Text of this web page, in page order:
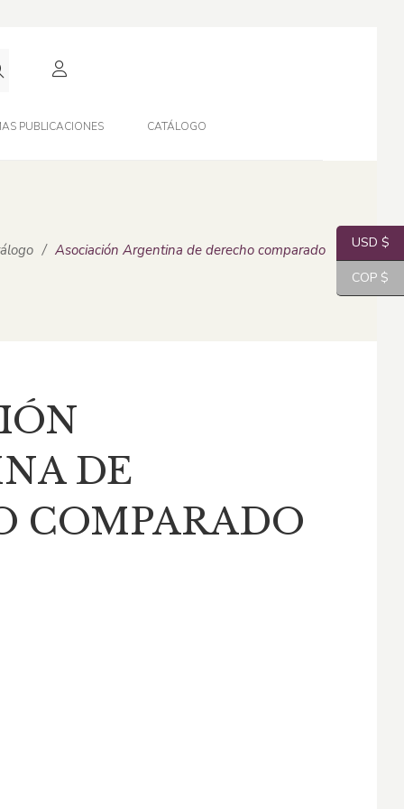
PUBLICACIONES CATÁLOGO
/ Asociación Argentina de derecho comparado
DE
COMPARADO
USD $
COP $